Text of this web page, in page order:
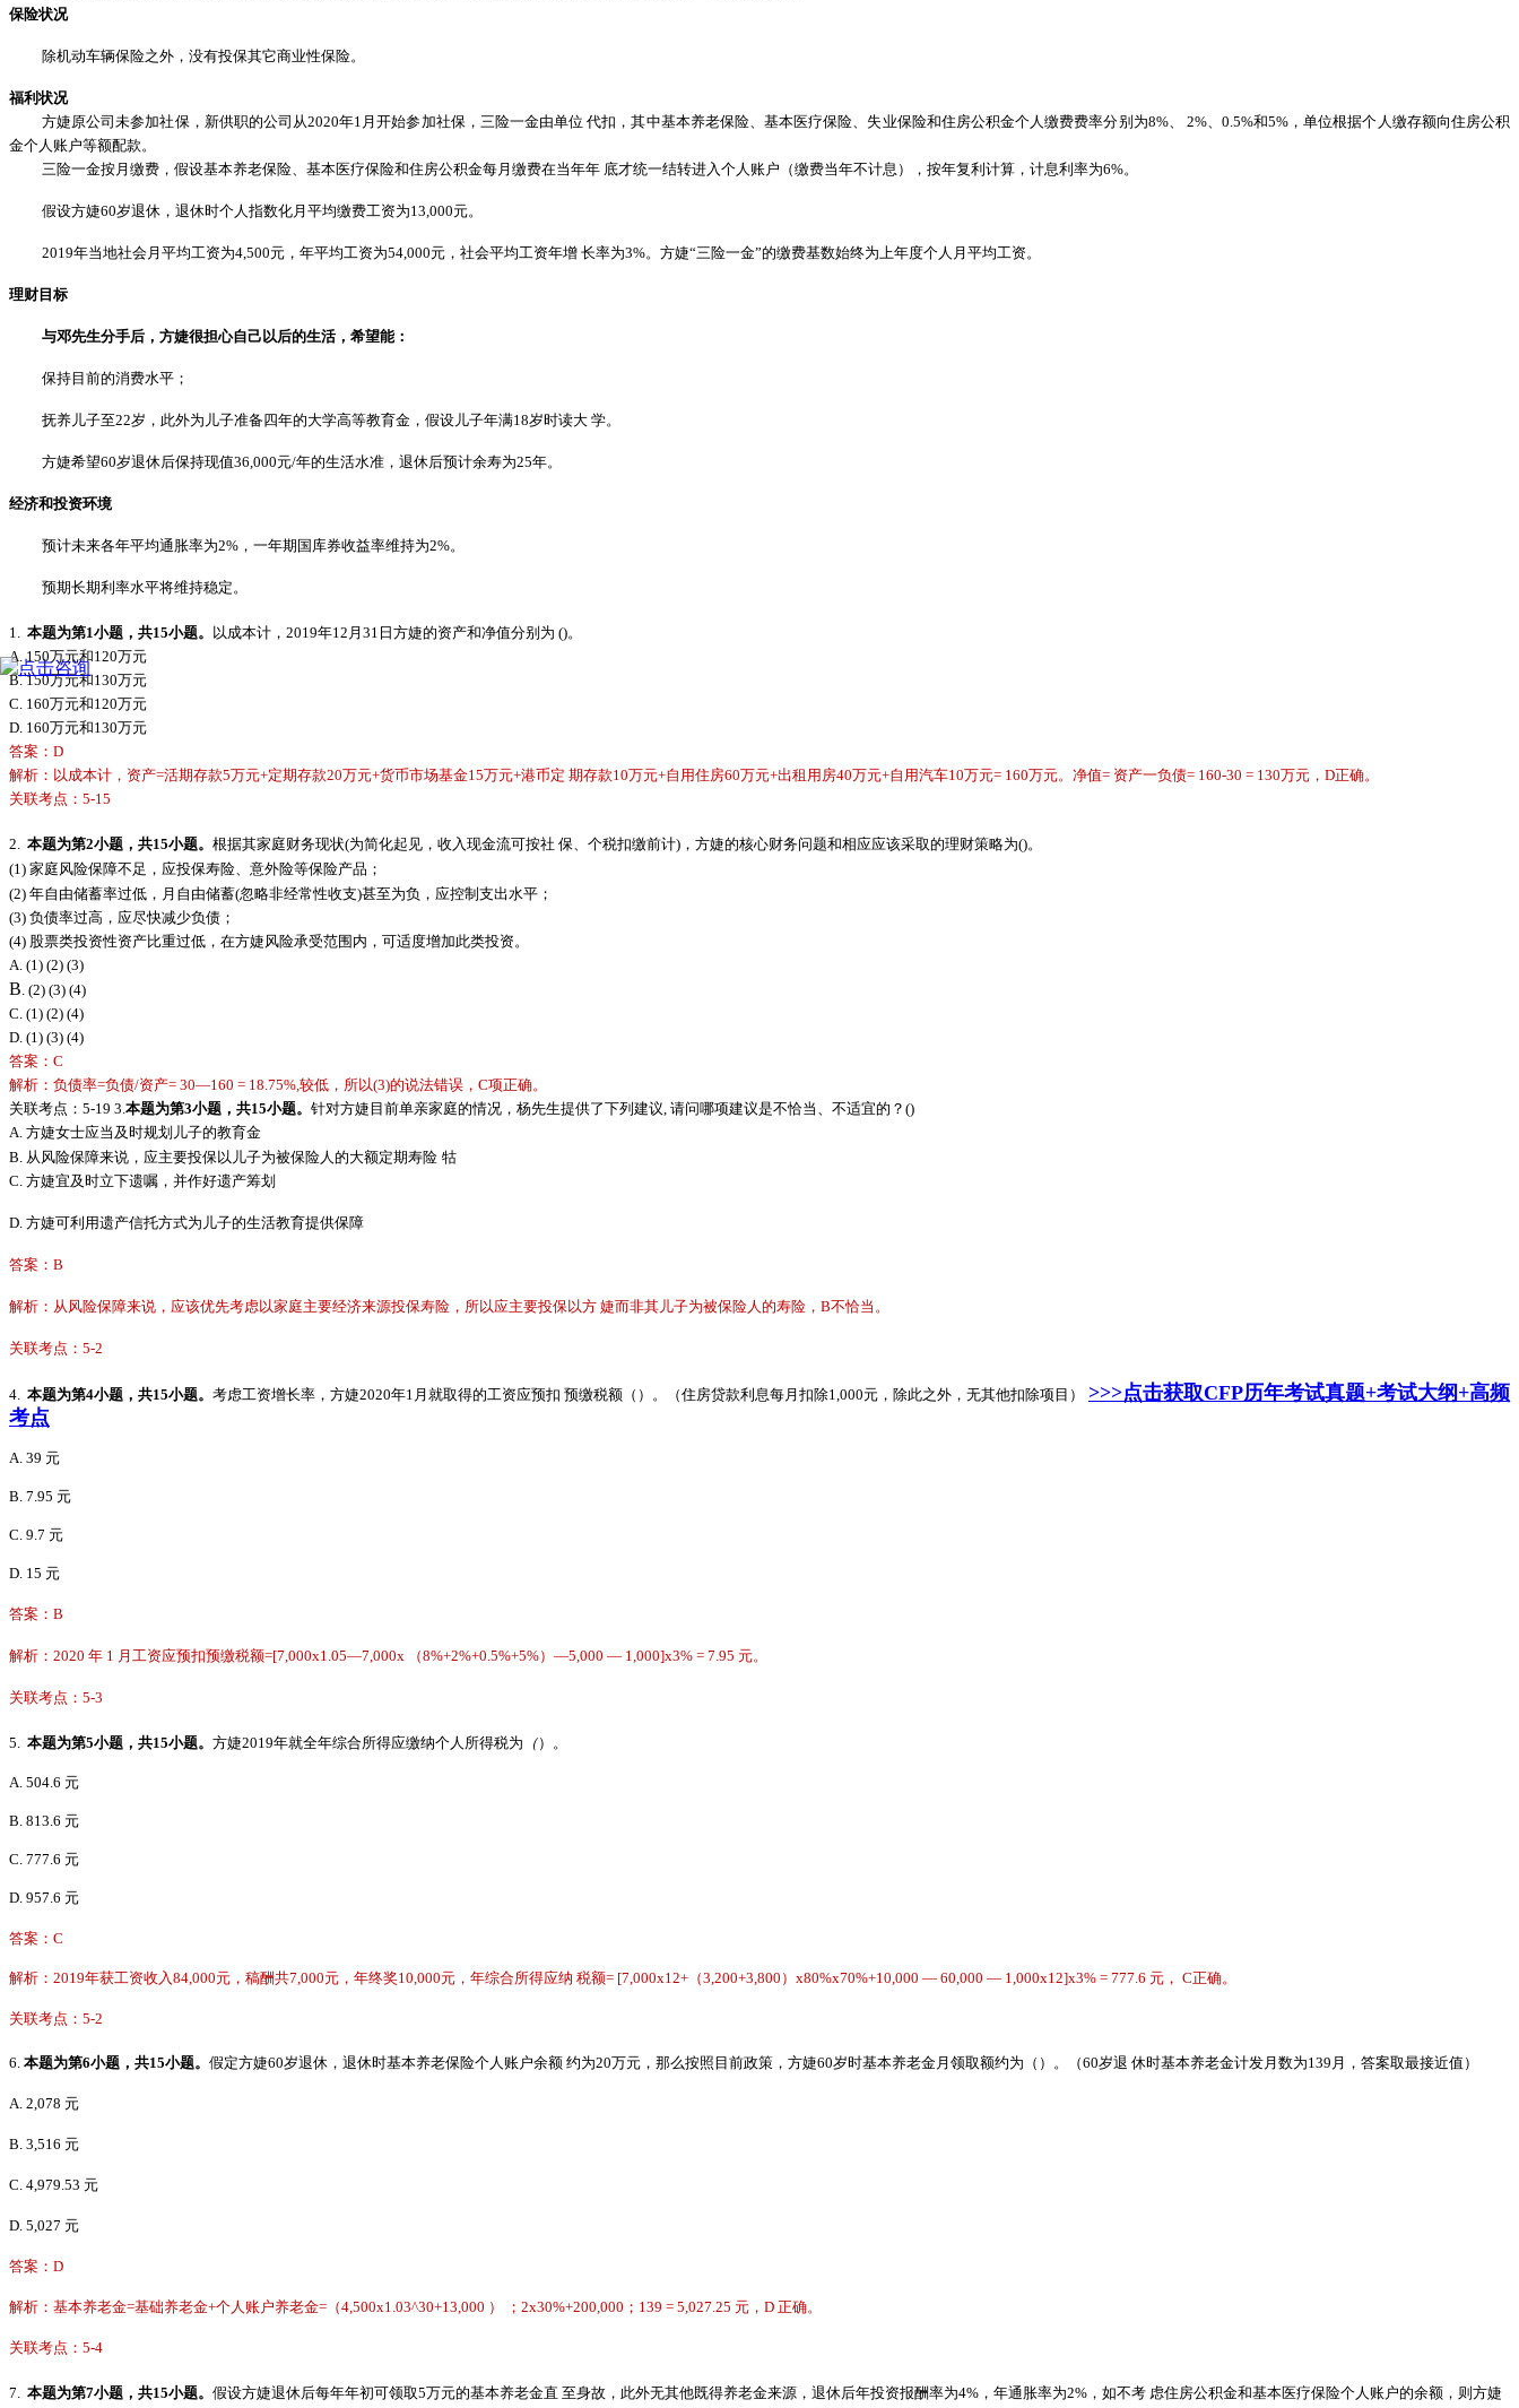
保险状况
除机动车辆保险之外，没有投保其它商业性保险。
福利状况
方婕原公司未参加社保，新供职的公司从2020年1月开始参加社保，三险一金由单位 代扣，其中基本养老保险、基本医疗保险、失业保险和住房公积金个人缴费费率分别为8%、 2%、0.5%和5%，单位根据个人缴存额向住房公积
金个人账户等额配款。
三险一金按月缴费，假设基本养老保险、基本医疗保险和住房公积金每月缴费在当年年 底才统一结转进入个人账户（缴费当年不计息），按年复利计算，计息利率为6%。
假设方婕60岁退休，退休时个人指数化月平均缴费工资为13,000元。
2019年当地社会月平均工资为4,500元，年平均工资为54,000元，社会平均工资年增 长率为3%。方婕“三险一金”的缴费基数始终为上年度个人月平均工资。
理财目标
与邓先生分手后，方婕很担心自己以后的生活，希望能：
保持目前的消费水平；
抚养儿子至22岁，此外为儿子准备四年的大学高等教育金，假设儿子年满18岁时读大 学。
方婕希望60岁退休后保持现值36,000元/年的生活水准，退休后预计余寿为25年。
经济和投资环境
预计未来各年平均通胀率为2%，一年期国库券收益率维持为2%。
预期长期利率水平将维持稳定。
1. 本题为第1小题，共15小题。 以成本计， 2019年12月31日方婕的资产和净值分别为 ()。
A. 150万元和120万元
B. 150万元和130万元
C. 160万元和120万元
D. 160万元和130万元
答案： D
解析：以成本计，资产=活期存款5万元+定期存款20万元+货币市场基金15万元+港币定 期存款10万元+自用住房60万元+出租用房40万元+自用汽车10万元= 160万元。净值= 资产一负债= 160-30 = 130万元， D正确。
关联考点： 5-15
2. 本题为第2小题，共15小题。 根据其家庭财务现状(为简化起见，收入现金流可按社 保、个税扣缴前计)，方婕的核心财务问题和相应应该采取的理财策略为()。
(1) 家庭风险保障不足，应投保寿险、意外险等保险产品；
(2) 年自由储蓄率过低，月自由储蓄(忽略非经常性收支)甚至为负，应控制支出水平；
(3) 负债率过高，应尽快减少负债；
(4) 股票类投资性资产比重过低，在方婕风险承受范围内，可适度增加此类投资。
A. (1) (2) (3)
B . (2) (3) (4)
C. (1) (2) (4)
D. (1) (3) (4)
答案：C
解析：负债率=负债/资产= 30—160 = 18.75%,较低，所以(3)的说法错误，C项正确。
关联考点： 5-19 3. 本题为第3小题，共15小题。 针对方婕目前单亲家庭的情况，杨先生提供了下列建议 , 请问哪项建议是不恰当、不适宜的？()
A. 方婕女士应当及时规划儿子的教育金
B. 从风险保障来说，应主要投保以儿子为被保险人的大额定期寿险 牯
C. 方婕宜及时立下遗嘱，并作好遗产筹划
D. 方婕可利用遗产信托方式为儿子的生活教育提供保障
答案：B
解析：从风险保障来说，应该优先考虑以家庭主要经济来源投保寿险，所以应主要投保以方 婕而非其儿子为被保险人的寿险，B不恰当。
关联考点：5-2
4. 本题为第4小题，共15小题。 考虑工资增长率，方婕2020年1月就取得的工资应预扣 预缴税额（）。（住房贷款利息每月扣除1,000元，除此之外，无其他扣除项目）
>>>点击获取CFP历年考试真题+考试大纲+高频
考点
A. 39 元
B. 7.95 元
C. 9.7 元
D. 15 元
答案：B
解析：2020 年 1 月工资应预扣预缴税额=[7,000x1.05—7,000x （8%+2%+0.5%+5%）—5,000 — 1,000]x3% = 7.95 元。
关联考点：5-3
5. 本题为第5小题，共15小题。 方婕2019年就全年综合所得应缴纳个人所得税为 （）。
A. 504.6 元
B. 813.6 元
C. 777.6 元
D. 957.6 元
答案：C
解析：2019年获工资收入84,000元，稿酬共7,000元，年终奖10,000元，年综合所得应纳 税额= [7,000x12+（3,200+3,800）x80%x70%+10,000 — 60,000 — 1,000x12]x3% = 777.6 元， C正确。
关联考点：5-2
6. 本题为第6小题，共15小题。 假定方婕60岁退休，退休时基本养老保险个人账户余额 约为20万元，那么按照目前政策，方婕60岁时基本养老金月领取额约为（）。（60岁退 休时基本养老金计发月数为139月，答案取最接近值）
A. 2,078 元
B. 3,516 元
C. 4,979.53 元
D. 5,027 元
答案：D
解析：基本养老金=基础养老金+个人账户养老金=（4,500x1.03^30+13,000 ） ；2x30%+200,000；139 = 5,027.25 元，D 正确。
关联考点：5-4
7. 本题为第7小题，共15小题。 假设方婕退休后每年年初可领取5万元的基本养老金直 至身故，此外无其他既得养老金来源，退休后年投资报酬率为4%，年通胀率为2%，如不考 虑住房公积金和基本医疗保险个人账户的余额，则方婕